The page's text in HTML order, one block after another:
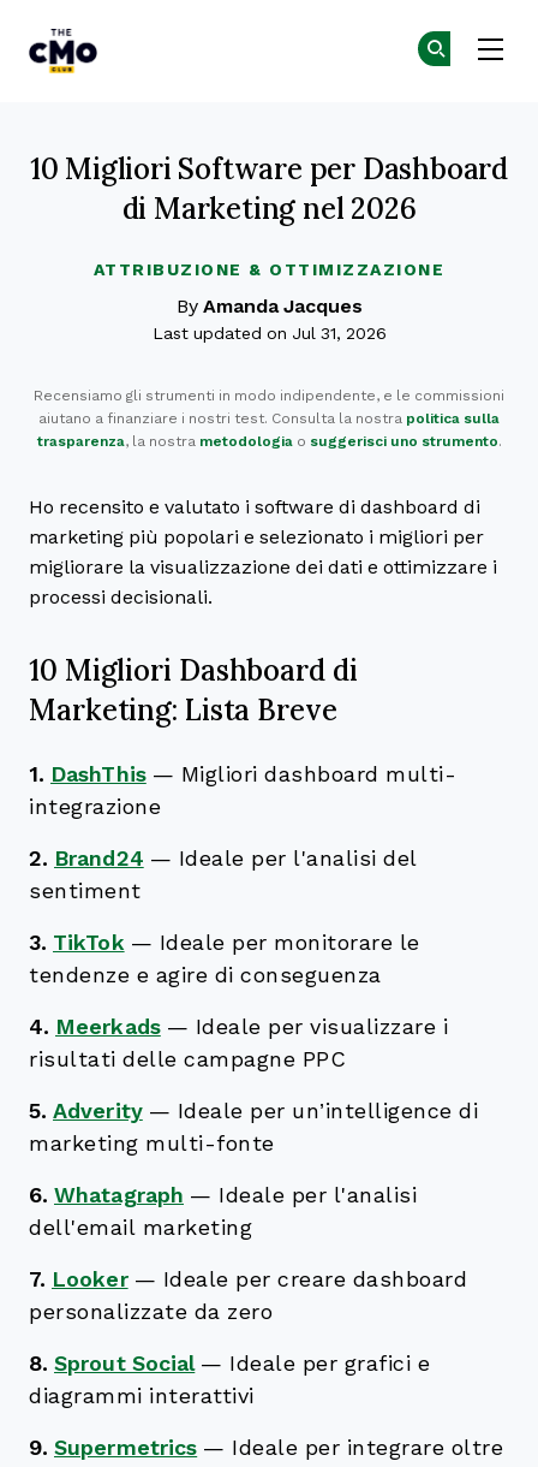
ATTRIBUZIONE & OTTIMIZZAZIONE
10 Migliori Software per Dashboard
di Marketing nel 2026
By Amanda Jacques
Last updated on Jul 31, 2026
Recensiamo gli strumenti in modo indipendente, e le commissioni
aiutano a finanziare i nostri test. Consulta la nostra politica sulla
trasparenza, la nostra metodologiao suggerisci uno strumento.
Ho recensito e valutato i software di dashboard di
marketing più popolari e selezionato i migliori per
migliorare la visualizzazione dei dati e ottimizzare i
processi decisionali.
10 Migliori Dashboard di
Marketing: Lista Breve
1. DashThis — Migliori dashboard multi-
integrazione
2. Brand24 — Ideale per l'analisi del
sentiment
3. TikTok — Ideale per monitorare le
tendenze e agire di conseguenza
4. Meerkads — Ideale per visualizzare i
risultati delle campagne PPC
5. Adverity — Ideale per un’intelligence di
marketing multi-fonte
6. Whatagraph — Ideale per l'analisi
dell'email marketing
7. Looker — Ideale per creare dashboard
personalizzate da zero
8. Sprout Social — Ideale per grafici e
diagrammi interattivi
9. Supermetrics — Ideale per integrare oltre